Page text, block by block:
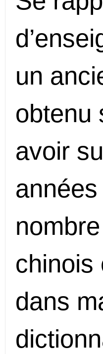
un
obtenu
avoir
années
chinois
dans